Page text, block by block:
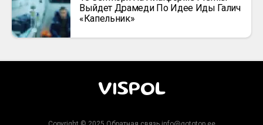
Выйдет Драмеди По Идее Иды Галич
«Капельник»
VISPOL